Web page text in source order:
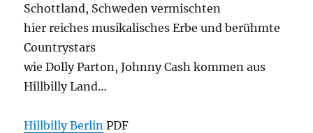
Schottland, Schweden vermischten
hier reiches musikalisches Erbe und berühmte
Countrystars
wie Dolly Parton, Johnny Cash kommen aus
Hillbilly Land…
Hillbilly Berlin PDF